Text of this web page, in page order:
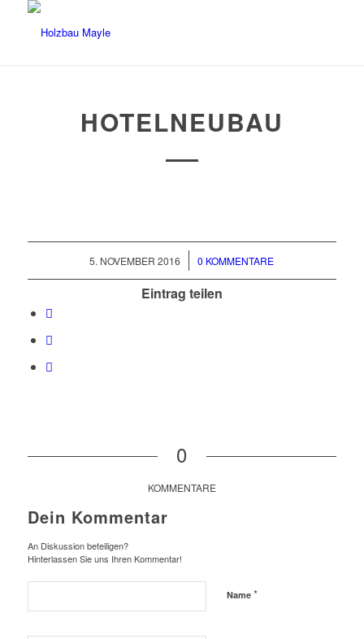
HOTELNEUBAU
5. NOVEMBER 2016
/ 0 KOMMENTARE
Eintrag teilen
0
KOMMENTARE
Dein Kommentar
An Diskussion beteiligen?
Hinterlassen Sie uns Ihren Kommentar!
Name *